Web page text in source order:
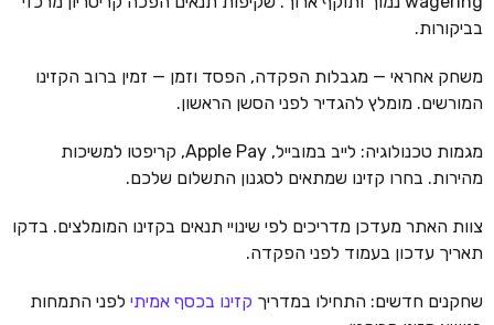
בביקורות.
משחק אחראי — מגבלות הפקדה, הפסד וזמן — זמין ברוב הקזינו
המורשים. מומלץ להגדיר לפני הסשן הראשון.
מגמות טכנולוגיה: לייב במובייל, Apple Pay, קריפטו למשיכות
מהירות. בחרו קזינו שמתאים לסגנון התשלום שלכם.
צוות האתר מעדכן מדריכים לפי שינויי תנאים בקזינו המומלצים. בדקו
תאריך עדכון בעמוד לפני הפקדה.
שחקנים חדשים: התחילו במדריך קזינו בכסף אמיתי לפני התמחות